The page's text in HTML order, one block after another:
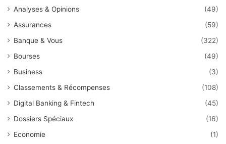
Analyses & Opinions
(49)
Assurances
(59)
Banque & Vous
(322)
Bourses
(49)
Business
(3)
Classements & Récompenses
(108)
Digital Banking & Fintech
(45)
Dossiers Spéciaux
(16)
Economie
(1)